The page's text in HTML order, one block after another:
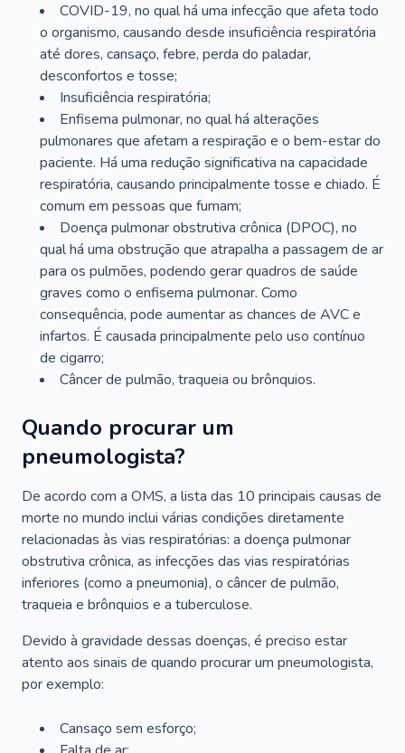
COVID-19, no qual há uma infecção que afeta todo
o organismo, causando desde insuficiência respiratória
até dores, cansaço, febre, perda do paladar,
desconfortos e tosse;
Insuficiência respiratória;
Enfisema pulmonar, no qual há alterações
pulmonares que afetam a respiração e o bem-estar do
paciente. Há uma redução significativa na capacidade
respiratória, causando principalmente tosse e chiado. É
comum em pessoas que fumam;
Doença pulmonar obstrutiva crônica (DPOC), no
qual há uma obstrução que atrapalha a passagem de ar
para os pulmões, podendo gerar quadros de saúde
graves como o enfisema pulmonar. Como
consequência, pode aumentar as chances de AVC e
infartos. É causada principalmente pelo uso contínuo
de cigarro;
Câncer de pulmão, traqueia ou brônquios.
Quando procurar um
pneumologista?
De acordo com a OMS, a lista das 10 principais causas de
morte no mundo inclui várias condições diretamente
relacionadas às vias respiratórias: a doença pulmonar
obstrutiva crônica, as infecções das vias respiratórias
inferiores (como a pneumonia), o câncer de pulmão,
traqueia e brônquios e a tuberculose.
Devido à gravidade dessas doenças, é preciso estar
atento aos sinais de quando procurar um pneumologista,
por exemplo:
Cansaço sem esforço;